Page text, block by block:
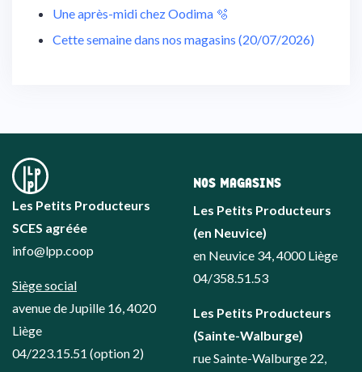
Une après-midi chez Oodima 🫧
Cette semaine dans nos magasins (20/07/2026)
Les Petits Producteurs
SCES agréée
info@lpp.coop
Siège social
avenue de Jupille 16, 4020
Liège
04/223.15.51 (option 2)
NOS MAGASINS
Les Petits Producteurs
(en Neuvice)
en Neuvice 34, 4000 Liège
04/358.51.53
Les Petits Producteurs
(Sainte-Walburge)
rue Sainte-Walburge 22,